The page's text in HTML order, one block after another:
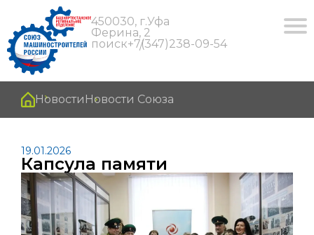
450030, г.Уфа
Ферина, 2
поиск+7(347)238-09-54
Новости Новости Союза
19.01.2026
Капсула памяти